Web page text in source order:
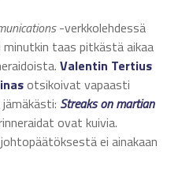
-verkkolehdessä
minutkin taas pitkästä aikaa
Valentin Tertius
otsikoivat vapaasti
Streaks on martian
ovat kuivia.
ei ainakaan